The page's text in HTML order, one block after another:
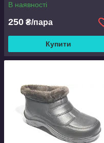
В наявності
250 ₴/пара
Купити